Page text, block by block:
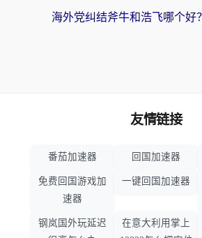
友情链接
番茄加速器 回国加速器
免费回国游戏加
速器
一键回国加速器
钢岚国外玩延迟
在意大利用掌上